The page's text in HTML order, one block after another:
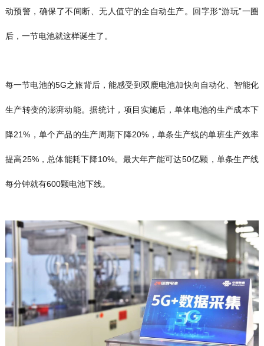
动预警，确保了不间断、无人值守的全自动生产。回字形“游玩”一圈
后，一节电池就这样诞生了。
每一节电池的5G之旅背后，能感受到双鹿电池加快向自动化、智能化
生产转变的澎湃动能。据统计，项目实施后，单体电池的生产成本下
降21%，单个产品的生产周期下降20%，单条生产线的单班生产效率
提高25%，总体能耗下降10%。最大年产能可达50亿颗，单条生产线
每分钟就有600颗电池下线。